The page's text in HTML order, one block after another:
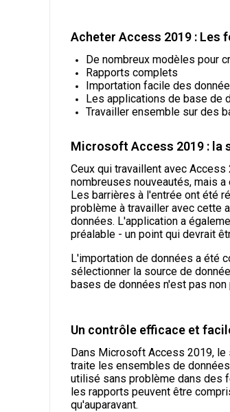
Acheter Access 2019 :
De nombreux modèles pour
Rapports complets
Importation facile des
Les applications de base de
Travailler ensemble sur des
Microsoft Access 2019 : la
Ceux qui travaillent avec
nombreuses nouveautés, mais
Les barrières à l'entrée ont été
problème à travailler avec cette
données. L'application a
préalable - un point qui devrait
L'importation de données a été
sélectionner la source de
bases de données n'est pas
Un contrôle efficace et
Dans Microsoft Access 2019, le
traite les ensembles de
utilisé sans problème dans des
les rapports peuvent être
qu'auparavant.